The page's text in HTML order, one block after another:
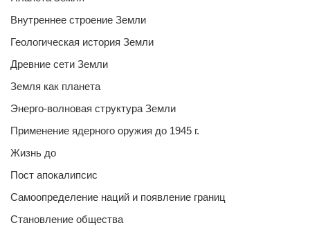
Внутреннее строение Земли
Геологическая история Земли
Древние сети Земли
Земля как планета
Энерго-волновая структура Земли
Применение ядерного оружия до 1945 г.
Жизнь до
Пост апокалипсис
Самоопределение наций и появление границ
Становление общества